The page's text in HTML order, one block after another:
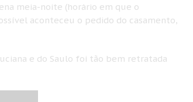
meia-noite (horário em que o
aconteceu o pedido do casamento,
e do Saulo foi tão bem retratada